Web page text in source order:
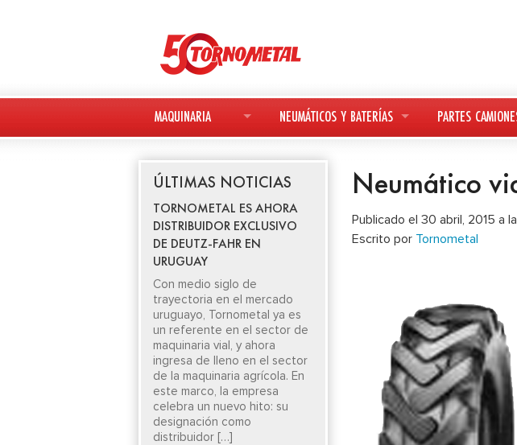
MAQUINARIA
MAQUINARIA NUEVA
MAQUINARIA USADA
DEUTZ-FAHR
AVANT
KESLA
NEUMÁTICOS Y BATERÍAS
NEUMÁTICOS
BATERÍAS
PARTES
Neumático
Publicado el 30 abril, 2015 a
Escrito por Tornometal
ÚLTIMAS NOTICIAS
TORNOMETAL ES AHORA
DISTRIBUIDOR EXCLUSIVO
DE DEUTZ-FAHR EN
URUGUAY
Con medio siglo de
trayectoria en el mercado
uruguayo, Tornometal ya es
un referente en el sector de
maquinaria vial, y ahora
ingresa de lleno en el sector
de la maquinaria agrícola. En
este marco, la empresa
celebra un nuevo hito: su
designación como
distribuidor […]